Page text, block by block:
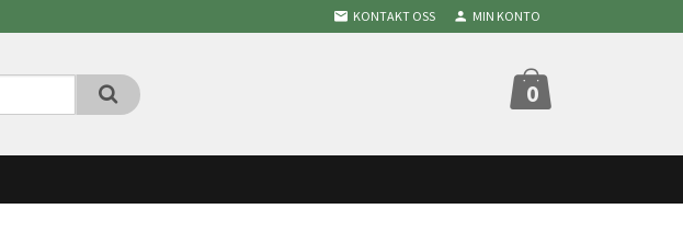
KONTAKT OSS MIN KONTO
0